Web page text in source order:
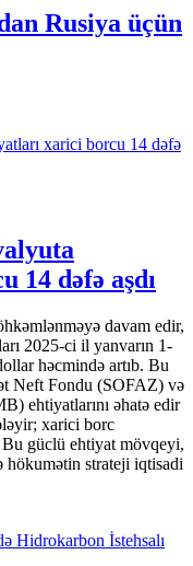
Rusiya üçün
14 dəfə aşdı
davam edir,
2025-ci il yanvarın 1-
həcmində artıb. Bu
Neft Fondu (SOFAZ) və
ehtiyatlarını əhatə edir
xarici borc
Bu güclü ehtiyat mövqeyi,
hökumətin strateji iqtisadi